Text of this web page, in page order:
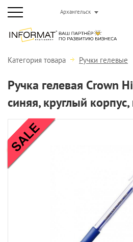
Архангельск
Категория товара Ручки гелевые
Ручка гелевая Crown
синяя, круглый корпус,